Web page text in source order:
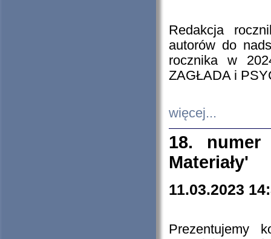
Redakcja
autorów do
rocznika w
ZAGŁADA i
więcej...
18. numer
Materiały'
11.03.2023
Prezentujemy